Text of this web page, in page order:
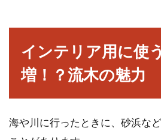
魔？
筆者は以前、ロフ
とがあります。家
インテリア用に使
増！？流木の魅力
海や川に行ったときに、砂浜な